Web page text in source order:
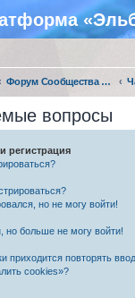
Форум Сообщества Эльбрус
вопросы
регистрация
но не могу войти!
но больше не могу войти!
приходится повторять
cookies»?